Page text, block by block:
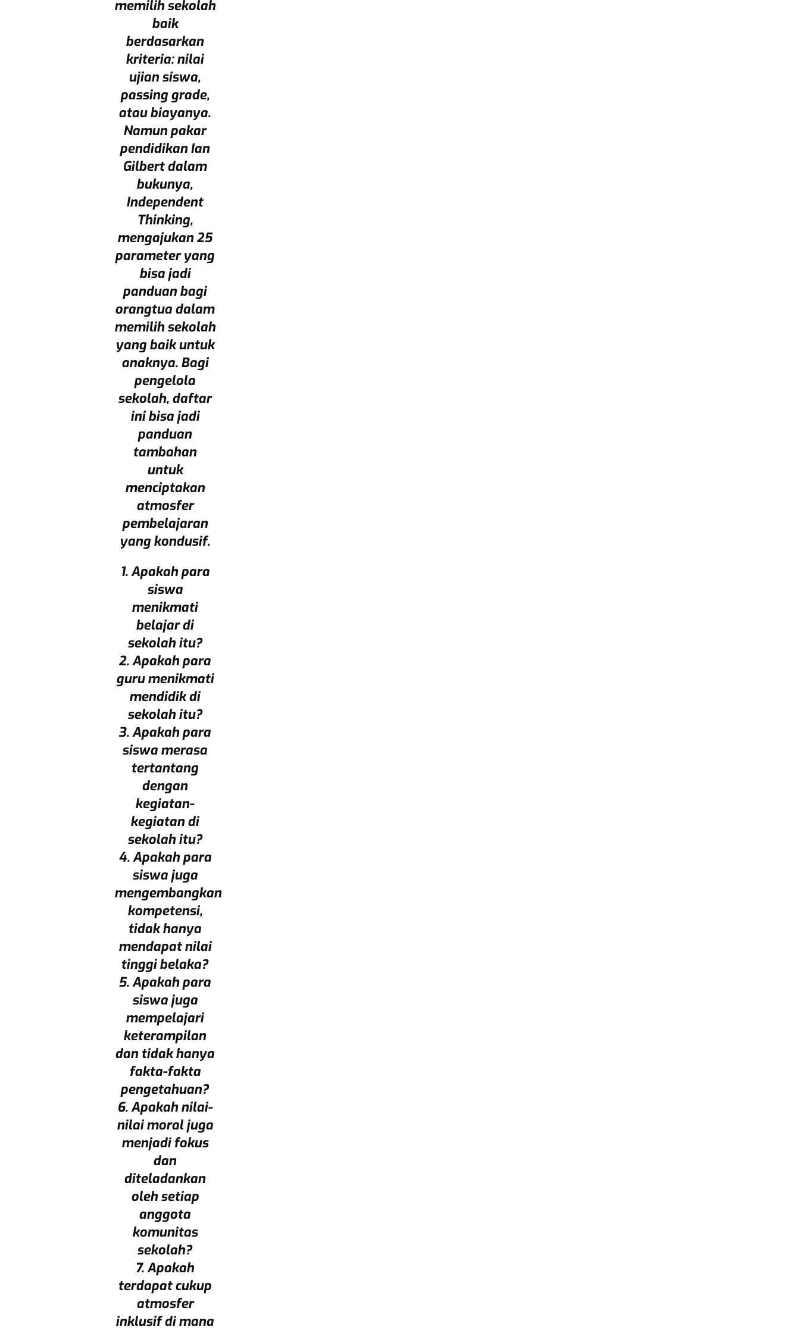
memilih sekolah
baik
berdasarkan
kriteria: nilai
ujian siswa,
passing grade,
atau biayanya.
Namun pakar
pendidikan Ian
Gilbert dalam
bukunya,
Independent
Thinking,
mengajukan 25
parameter yang
bisa jadi
panduan bagi
orangtua dalam
memilih sekolah
yang baik untuk
anaknya. Bagi
pengelola
sekolah, daftar
ini bisa jadi
panduan
tambahan
untuk
menciptakan
atmosfer
pembelajaran
yang kondusif.
1. Apakah para
siswa
menikmati
belajar di
sekolah itu?
2. Apakah para
guru menikmati
mendidik di
sekolah itu?
3. Apakah para
siswa merasa
tertantang
dengan
kegiatan-
kegiatan di
sekolah itu?
4. Apakah para
siswa juga
mengembangkan
kompetensi,
tidak hanya
mendapat nilai
tinggi belaka?
5. Apakah para
siswa juga
mempelajari
keterampilan
dan tidak hanya
fakta-fakta
pengetahuan?
6. Apakah nilai-
nilai moral juga
menjadi fokus
dan
diteladankan
oleh setiap
anggota
komunitas
sekolah?
7. Apakah
terdapat cukup
atmosfer
inklusif di mana